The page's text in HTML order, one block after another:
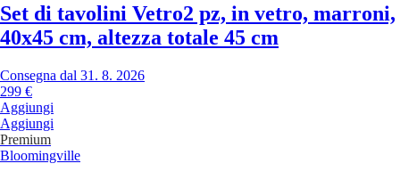
Set di tavolini Vetro2 pz, in vetro, marroni,
40x45 cm, altezza totale 45 cm
Consegna dal 31. 8. 2026
299 €
Aggiungi
Aggiungi
Premium
Bloomingville